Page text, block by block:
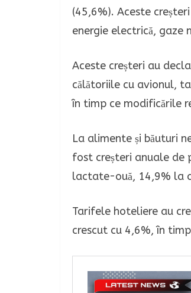
(45,6%). Aceste
energie electrică, gaze
Aceste creșteri au
călătoriile cu avionul,
în timp ce modificările
La alimente și băuturi
fost creșteri anuale de
lactate-ouă, 14,9% la
Tarifele hoteliere au
crescut cu 4,6%, în